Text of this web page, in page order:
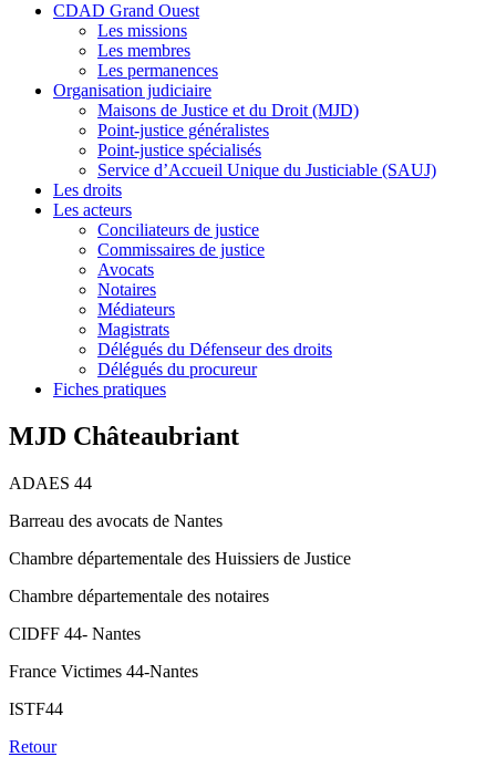
CDAD Grand Ouest
Les missions
Les membres
Les permanences
Organisation judiciaire
Maisons de Justice et du Droit (MJD)
Point-justice généralistes
Point-justice spécialisés
Service d’Accueil Unique du Justiciable (SAUJ)
Les droits
Les acteurs
Conciliateurs de justice
Commissaires de justice
Avocats
Notaires
Médiateurs
Magistrats
Délégués du Défenseur des droits
Délégués du procureur
Fiches pratiques
MJD Châteaubriant
ADAES 44
Barreau des avocats de Nantes
Chambre départementale des Huissiers de Justice
Chambre départementale des notaires
CIDFF 44- Nantes
France Victimes 44-Nantes
ISTF44
Retour